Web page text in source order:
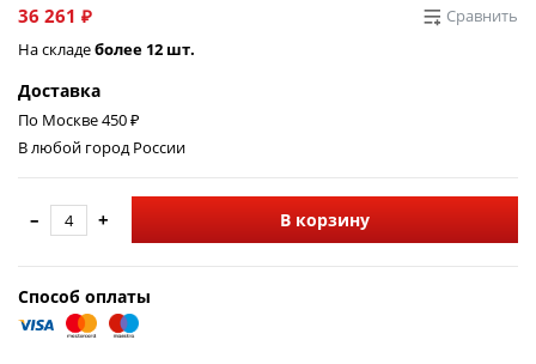
36 261 ₽
Сравнить
На складеболее 12 шт.
Доставка
По Москве 450 ₽
В любой город России
– + В корзину
Способ оплаты